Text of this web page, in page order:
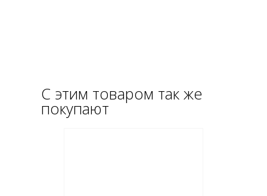
С этим товаром так же
покупают